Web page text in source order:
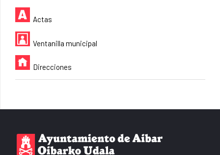
Actas
Ventanilla municipal
Direcciones